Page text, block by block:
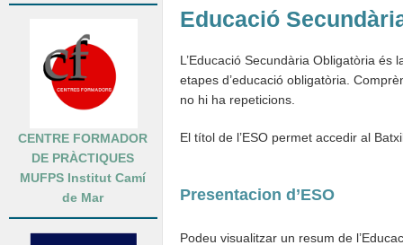
CENTRE FORMADOR
DE PRÀCTIQUES
MUFPS Institut Camí
de Mar
Educació
L’Educació Secundària Obligatòria és
etapes d’educació obligatòria.
no hi ha repeticions.
El títol de l’ESO permet accedir al
Presentacion d’ESO
Podeu visualitzar un resum de